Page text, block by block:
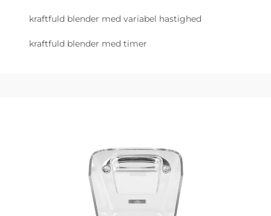
kraftfuld blender med variabel hastighed
kraftfuld blender med timer